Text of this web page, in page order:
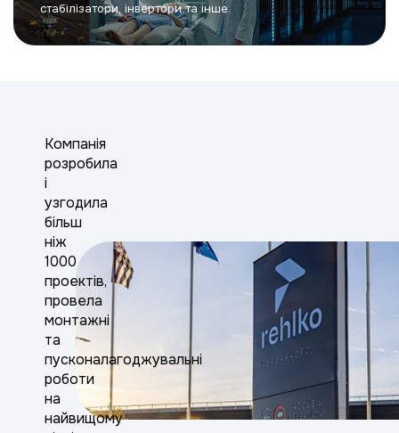
стабілізатори, інвертори та інше.
Компанія
розробила
і
узгодила
більш
ніж
1000
проектів,
провела
монтажні
та
пусконалагоджувальні
роботи
на
найвищому